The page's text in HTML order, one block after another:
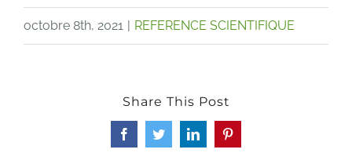
octobre 8th, 2021 | REFERENCE SCIENTIFIQUE
Share This Post
FacebookTwitterLinkedIn